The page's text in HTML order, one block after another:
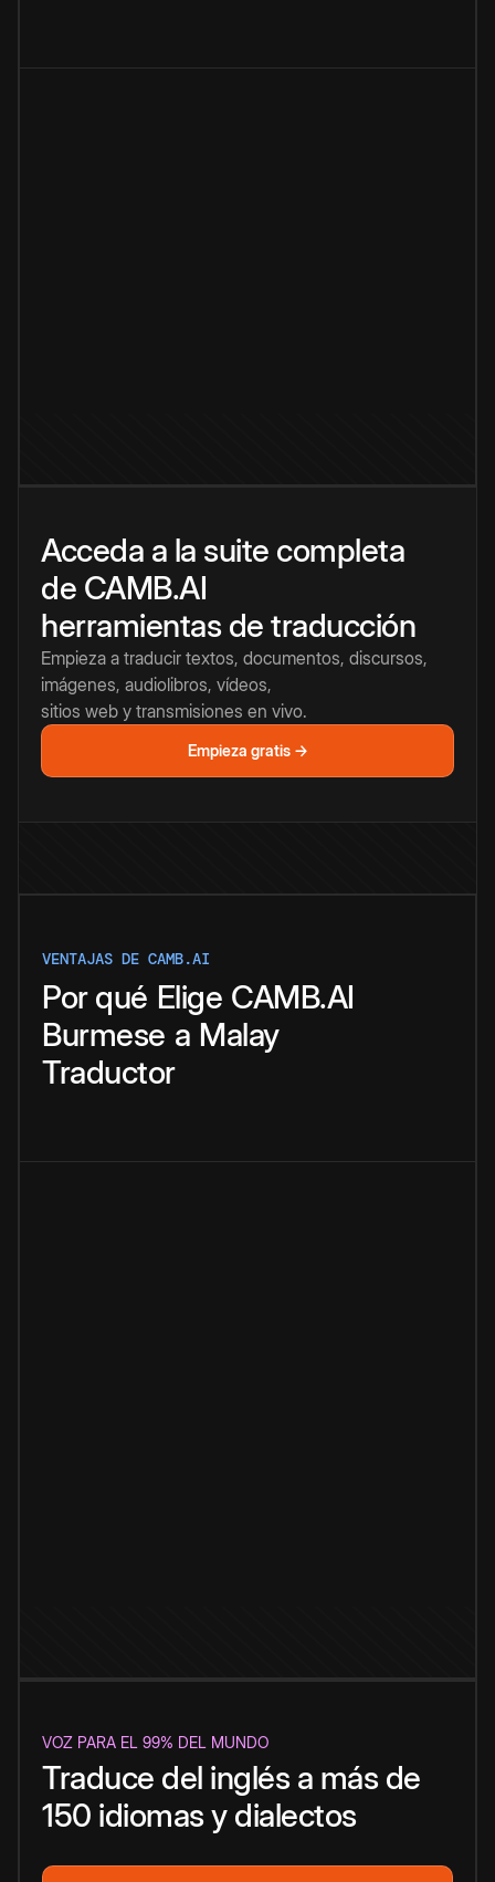
Acceda a la suite completa
de CAMB.AI
herramientas de traducción
Empieza a traducir textos, documentos, discursos,
imágenes, audiolibros, vídeos,
sitios web y transmisiones en vivo.
Empieza gratis →
VENTAJAS DE CAMB.AI
Por qué Elige CAMB.AI
Burmese a Malay
Traductor
VOZ PARA EL 99% DEL MUNDO
Traduce del inglés a más de
150 idiomas y dialectos